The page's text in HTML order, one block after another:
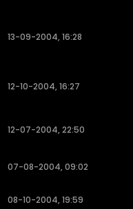
13-09-2004, 16:28
12-10-2004, 16:27
12-07-2004, 22:50
07-08-2004, 09:02
08-10-2004, 19:59